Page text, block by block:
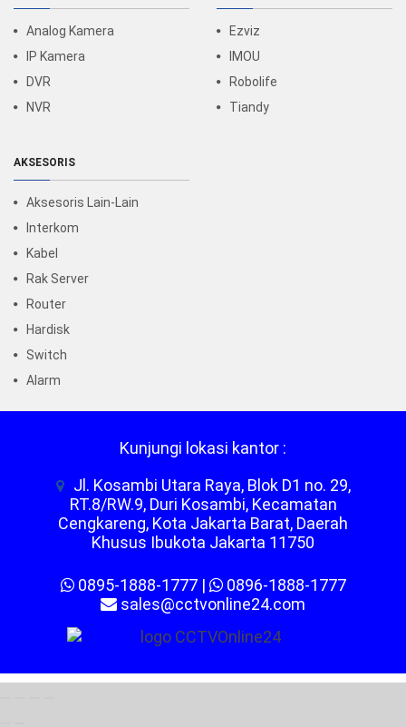
Analog Kamera
IP Kamera
DVR
NVR
Ezviz
IMOU
Robolife
Tiandy
AKSESORIS
Aksesoris Lain-Lain
Interkom
Kabel
Rak Server
Router
Hardisk
Switch
Alarm
Kunjungi lokasi kantor :
Jl. Kosambi Utara Raya, Blok D1 no. 29,
RT.8/RW.9, Duri Kosambi, Kecamatan
Cengkareng, Kota Jakarta Barat, Daerah
Khusus Ibukota Jakarta 11750
0895-1888-1777|
0896-1888-1777
sales@cctvonline24.com